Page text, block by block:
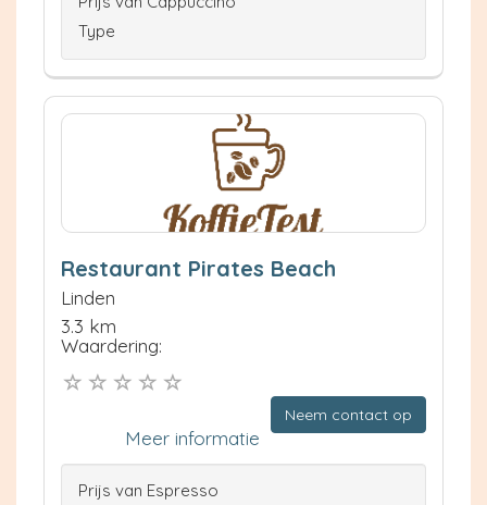
Type
Restaurant Pirates Beach
Linden
3.3 km
Waardering:
Neem contact op
Meer informatie
Prijs van Espresso